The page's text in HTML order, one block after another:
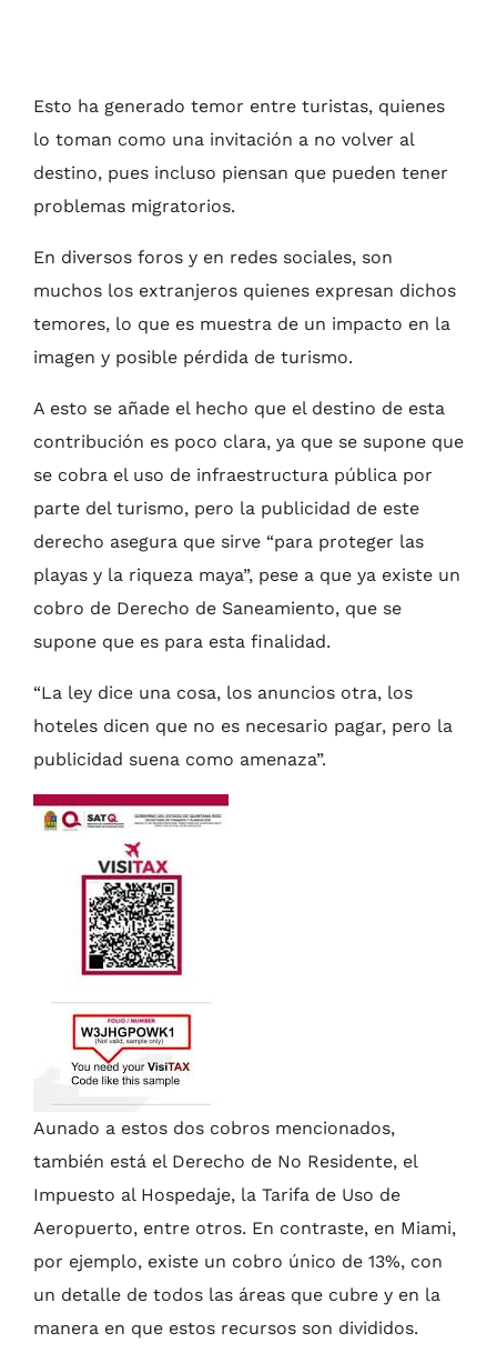
Esto ha generado temor entre turistas, quienes
lo toman como una invitación a no volver al
destino, pues incluso piensan que pueden tener
problemas migratorios.
En diversos foros y en redes sociales, son
muchos los extranjeros quienes expresan dichos
temores, lo que es muestra de un impacto en la
imagen y posible pérdida de turismo.
A esto se añade el hecho que el destino de esta
contribución es poco clara, ya que se supone que
se cobra el uso de infraestructura pública por
parte del turismo, pero la publicidad de este
derecho asegura que sirve “para proteger las
playas y la riqueza maya”, pese a que ya existe un
cobro de Derecho de Saneamiento, que se
supone que es para esta finalidad.
“La ley dice una cosa, los anuncios otra, los
hoteles dicen que no es necesario pagar, pero la
publicidad suena como amenaza”.
Aunado a estos dos cobros mencionados,
también está el Derecho de No Residente, el
Impuesto al Hospedaje, la Tarifa de Uso de
Aeropuerto, entre otros. En contraste, en Miami,
por ejemplo, existe un cobro único de 13%, con
un detalle de todos las áreas que cubre y en la
manera en que estos recursos son divididos.